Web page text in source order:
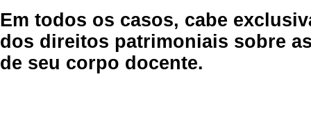
Em todos os casos, cabe
dos direitos patrimoniais sobre
de seu corpo docente.